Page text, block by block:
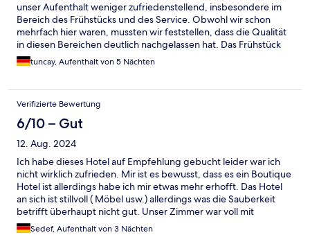
unser Aufenthalt weniger zufriedenstellend, insbesondere im
Bereich des Frühstücks und des Service. Obwohl wir schon
mehrfach hier waren, mussten wir feststellen, dass die Qualität
in diesen Bereichen deutlich nachgelassen hat. Das Frühstück
war sehr begrenzt und bot kaum Auswahl. Wer Wert auf ein
umfangreiches Frühstück legt, könnte hier enttäuscht werden.
lange, bis Bestellungen an den Tisch gebracht wurden, und auf
Nachfragen wurde nicht immer prompt reagiert. Ein weiterer
Punkt, der uns störte, war das wiederholte Hervorheben von
kostenpflichtigen Bestellungen. Jedes Mal, wenn wir etwas
zusätzlich bestellten, wurden wir gebeten, eine Unterschrift zu
leisten, was den Eindruck erweckte, dass mehr Wert auf
zusätzliche Einnahmen als auf den Komfort der Gäste gelegt
wird.
tuncay, Aufenthalt von 5 Nächten
Verifizierte Bewertung
6/10 – Gut
12. Aug. 2024
Ich habe dieses Hotel auf Empfehlung gebucht leider war ich
nicht wirklich zufrieden. Mir ist es bewusst, dass es ein Boutique
Hotel ist allerdings habe ich mir etwas mehr erhofft. Das Hotel
an sich ist stillvoll ( Möbel usw.) allerdings was die Sauberkeit
betrifft überhaupt nicht gut. Unser Zimmer war voll mit
Ameisen. Im Badezimmer lagen hinter dem Mülleimer viele
Haare. Wir waren 4 Tage 3 Nächte dort, es wurde kein einziges
Sedef, Aufenthalt von 3 Nächten